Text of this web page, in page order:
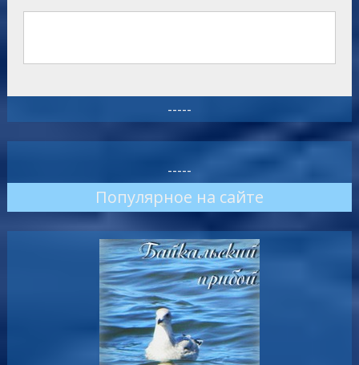
-----
-----
Популярное на сайте